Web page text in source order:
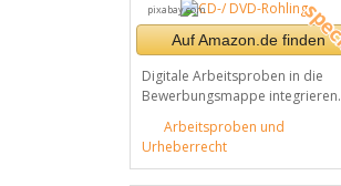
pixabay.com
Auf Amazon.de finden
Digitale Arbeitsproben in die
Bewerbungsmappe integrieren.
Arbeitsproben und
Urheberrecht